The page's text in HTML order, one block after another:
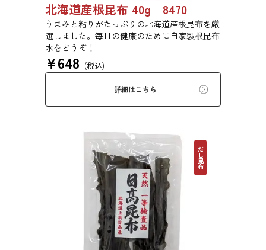
北海道産根昆布 40g 8470
うまみと粘りがたっぷりの北海道産根昆布を厳
選しました。毎日の健康のために自家製根昆布
水をどうぞ！
¥648 (税込)
詳細はこちら
だし昆布